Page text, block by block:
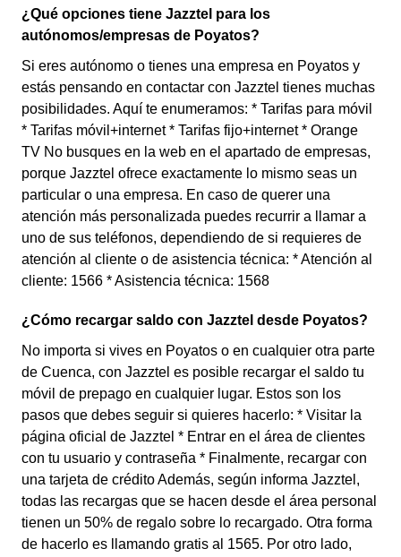
¿Qué opciones tiene Jazztel para los
autónomos/empresas de Poyatos?
Si eres autónomo o tienes una empresa en Poyatos y
estás pensando en contactar con Jazztel tienes muchas
posibilidades. Aquí te enumeramos: * Tarifas para móvil
* Tarifas móvil+internet * Tarifas fijo+internet * Orange
TV No busques en la web en el apartado de empresas,
porque Jazztel ofrece exactamente lo mismo seas un
particular o una empresa. En caso de querer una
atención más personalizada puedes recurrir a llamar a
uno de sus teléfonos, dependiendo de si requieres de
atención al cliente o de asistencia técnica: * Atención al
cliente: 1566 * Asistencia técnica: 1568
¿Cómo recargar saldo con Jazztel desde Poyatos?
No importa si vives en Poyatos o en cualquier otra parte
de Cuenca, con Jazztel es posible recargar el saldo tu
móvil de prepago en cualquier lugar. Estos son los
pasos que debes seguir si quieres hacerlo: * Visitar la
página oficial de Jazztel * Entrar en el área de clientes
con tu usuario y contraseña * Finalmente, recargar con
una tarjeta de crédito Además, según informa Jazztel,
todas las recargas que se hacen desde el área personal
tienen un 50% de regalo sobre lo recargado. Otra forma
de hacerlo es llamando gratis al 1565. Por otro lado,